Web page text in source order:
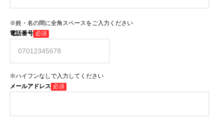
※姓・名の間に全角スペースをご入力ください
電話番号 必須
※ハイフンなしで入力してください
メールアドレス 必須